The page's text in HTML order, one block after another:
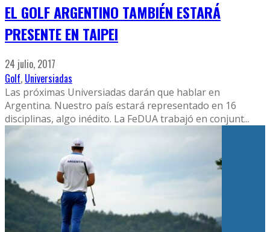
EL GOLF ARGENTINO TAMBIÉN ESTARÁ
PRESENTE EN TAIPEI
24 julio, 2017
Golf, Universiadas
Las próximas Universiadas darán que hablar en
Argentina. Nuestro país estará representado en 16
disciplinas, algo inédito. La FeDUA trabajó en conjunt...